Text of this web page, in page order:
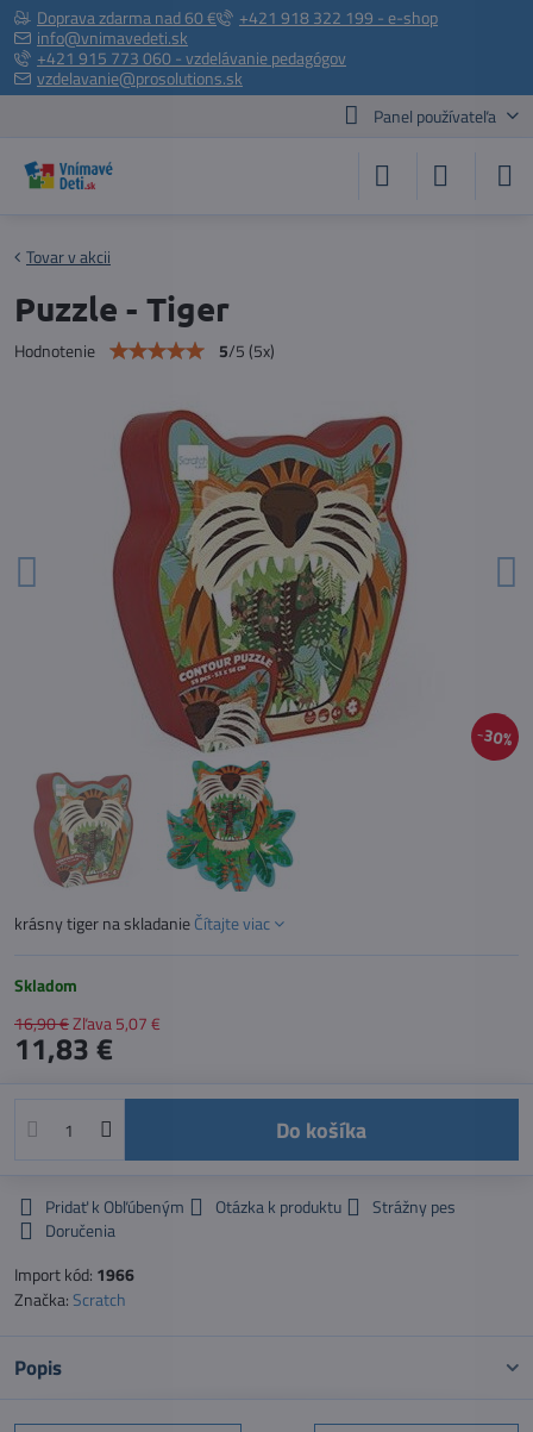
Doprava zdarma nad 60 €
+421 918 322 199 - e-shop
info@vnimavedeti.sk
+421 915 773 060 - vzdelávanie pedagógov
vzdelavanie@prosolutions.sk
Panel používateľa
30%
Tovar v akcii
Puzzle - Tiger
Hodnotenie 5/5(5x)
krásny tiger na skladanieČítajte viac
Skladom
16,90 €Zľava5,07 €
11,83 €
Do košíka
Pridať k Obľúbeným Otázka k produktu
Strážny pes
Doručenia
Import kód: 1966
Značka:Scratch
Popis